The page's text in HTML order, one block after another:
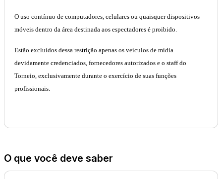
O uso contínuo de computadores, celulares ou quaisquer dispositivos
móveis dentro da área destinada aos espectadores é proibido.
Estão excluídos dessa restrição apenas os veículos de mídia
devidamente credenciados, fornecedores autorizados e o staff do
Torneio, exclusivamente durante o exercício de suas funções
profissionais.
O que você deve saber